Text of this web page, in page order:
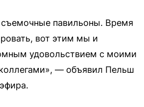
съемочные павильоны. Время
вот этим мы и
удовольствием с моими
— объявил Пельш